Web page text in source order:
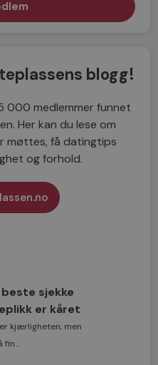
blogg!
000 medlemmer funnet
Her kan du lese om
møttes, få datingtips
og forhold.
sjekke
er kåret
kjærligheten, men
fin...